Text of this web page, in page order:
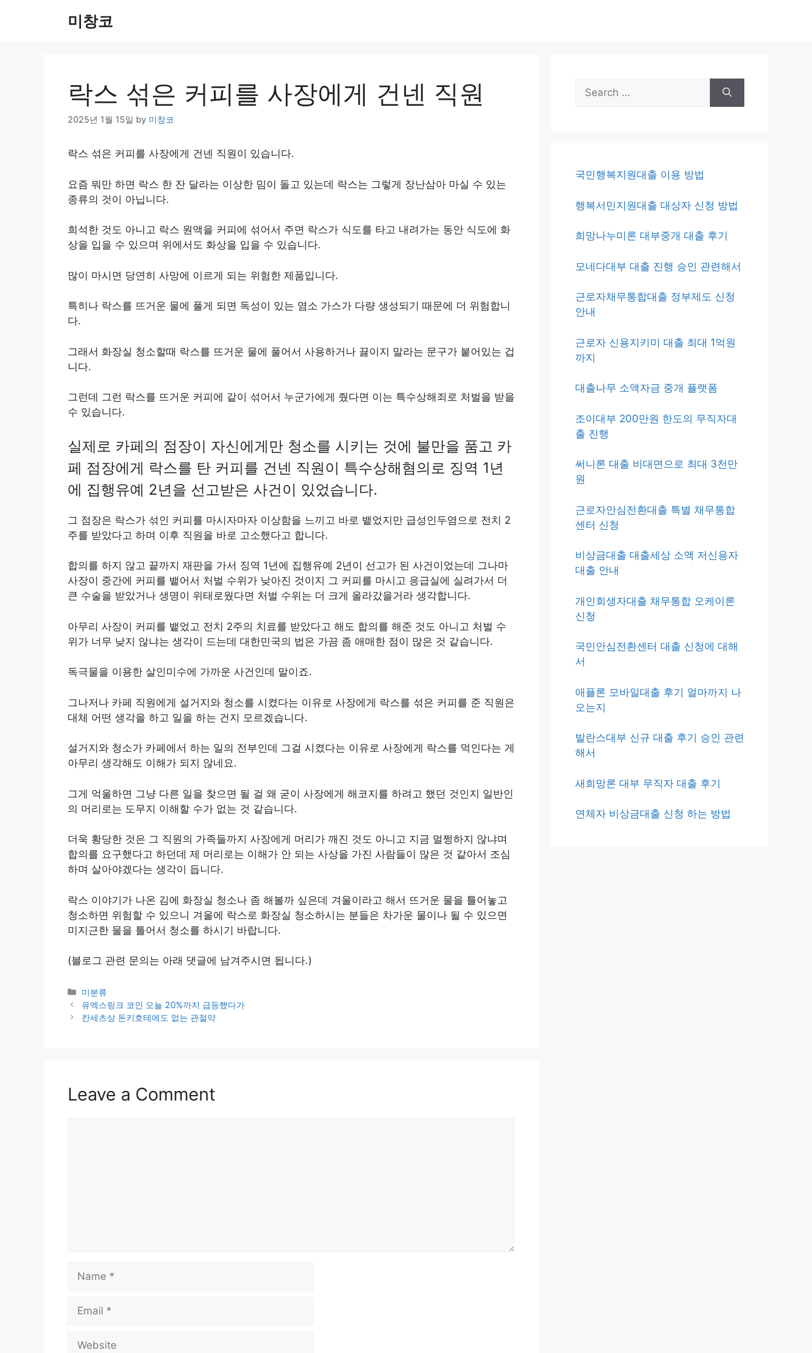
미창코
락스 섞은 커피를 사장에게 건넨 직원
2025년 1월 15일 by 미창코
락스 섞은 커피를 사장에게 건넨 직원이 있습니다.
요즘 뭐만 하면 락스 한 잔 달라는 이상한 밈이 돌고 있는데 락스는 그렇게 장난삼아 마실 수 있는
종류의 것이 아닙니다.
희석한 것도 아니고 락스 원액을 커피에 섞어서 주면 락스가 식도를 타고 내려가는 동안 식도에 화
상을 입을 수 있으며 위에서도 화상을 입을 수 있습니다.
많이 마시면 당연히 사망에 이르게 되는 위험한 제품입니다.
특히나 락스를 뜨거운 물에 풀게 되면 독성이 있는 염소 가스가 다량 생성되기 때문에 더 위험합니
다.
그래서 화장실 청소할때 락스를 뜨거운 물에 풀어서 사용하거나 끓이지 말라는 문구가 붙어있는 겁
니다.
그런데 그런 락스를 뜨거운 커피에 같이 섞어서 누군가에게 줬다면 이는 특수상해죄로 처벌을 받을
수 있습니다.
실제로 카페의 점장이 자신에게만 청소를 시키는 것에 불만을 품고 카
페 점장에게 락스를 탄 커피를 건넨 직원이 특수상해혐의로 징역 1년
에 집행유예 2년을 선고받은 사건이 있었습니다.
그 점장은 락스가 섞인 커피를 마시자마자 이상함을 느끼고 바로 뱉었지만 급성인두염으로 전치 2
주를 받았다고 하며 이후 직원을 바로 고소했다고 합니다.
합의를 하지 않고 끝까지 재판을 가서 징역 1년에 집행유예 2년이 선고가 된 사건이었는데 그나마
사장이 중간에 커피를 뱉어서 처벌 수위가 낮아진 것이지 그 커피를 마시고 응급실에 실려가서 더
큰 수술을 받았거나 생명이 위태로웠다면 처벌 수위는 더 크게 올라갔을거라 생각합니다.
아무리 사장이 커피를 뱉었고 전치 2주의 치료를 받았다고 해도 합의를 해준 것도 아니고 처벌 수
위가 너무 낮지 않냐는 생각이 드는데 대한민국의 법은 가끔 좀 애매한 점이 많은 것 같습니다.
독극물을 이용한 살인미수에 가까운 사건인데 말이죠.
그나저나 카페 직원에게 설거지와 청소를 시켰다는 이유로 사장에게 락스를 섞은 커피를 준 직원은
대체 어떤 생각을 하고 일을 하는 건지 모르겠습니다.
설거지와 청소가 카페에서 하는 일의 전부인데 그걸 시켰다는 이유로 사장에게 락스를 먹인다는 게
아무리 생각해도 이해가 되지 않네요.
그게 억울하면 그냥 다른 일을 찾으면 될 걸 왜 굳이 사장에게 해코지를 하려고 했던 것인지 일반인
의 머리로는 도무지 이해할 수가 없는 것 같습니다.
더욱 황당한 것은 그 직원의 가족들까지 사장에게 머리가 깨진 것도 아니고 지금 멀쩡하지 않냐며
합의를 요구했다고 하던데 제 머리로는 이해가 안 되는 사상을 가진 사람들이 많은 것 같아서 조심
하며 살아야겠다는 생각이 듭니다.
락스 이야기가 나온 김에 화장실 청소나 좀 해볼까 싶은데 겨울이라고 해서 뜨거운 물을 틀어놓고
청소하면 위험할 수 있으니 겨울에 락스로 화장실 청소하시는 분들은 차가운 물이나 될 수 있으면
미지근한 물을 틀어서 청소를 하시기 바랍니다.
(블로그 관련 문의는 아래 댓글에 남겨주시면 됩니다.)
Categories
미분류
유엑스링크 코인 오늘 20%까지 급등했다가
칸세츠상 돈키호테에도 없는 관절약
Leave a Comment
Search
for:
국민행복지원대출 이용 방법
행복서민지원대출 대상자 신청 방법
희망나누미론 대부중개 대출 후기
모네다대부 대출 진행 승인 관련해서
근로자채무통합대출 정부제도 신청
안내
근로자 신용지키미 대출 최대 1억원
까지
대출나무 소액자금 중개 플랫폼
조이대부 200만원 한도의 무직자대
출 진행
써니론 대출 비대면으로 최대 3천만
원
근로자안심전환대출 특별 채무통합
센터 신청
비상금대출 대출세상 소액 저신용자
대출 안내
개인회생자대출 채무통합 오케이론
신청
국민안심전환센터 대출 신청에 대해
서
애플론 모바일대출 후기 얼마까지 나
오는지
발란스대부 신규 대출 후기 승인 관련
해서
새희망론 대부 무직자 대출 후기
연체자 비상금대출 신청 하는 방법